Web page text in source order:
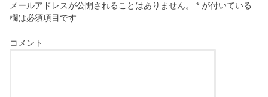
メールアドレスが公開されることはありません。 * が付いている
欄は必須項目です
コメント